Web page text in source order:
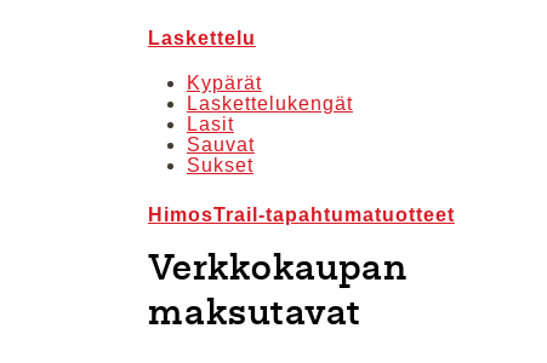
Laskettelu
Kypärät
Laskettelukengät
Lasit
Sauvat
Sukset
HimosTrail-tapahtumatuotteet
Verkkokaupan
maksutavat